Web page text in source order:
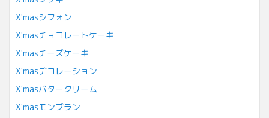
X'masシフォン
X'masチョコレートケーキ
X'masチーズケーキ
X'masデコレーション
X'masバタークリーム
X'masモンブラン